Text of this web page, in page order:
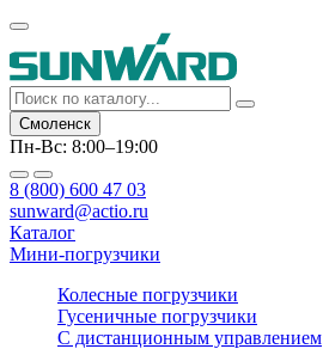
Смоленск
Пн-Вс: 8:00–19:00
8 (800) 600 47 03
sunward@actio.ru
Каталог
Мини-погрузчики
Колесные погрузчики
Гусеничные погрузчики
С дистанционным управлением